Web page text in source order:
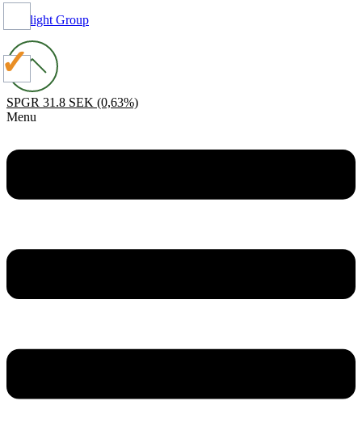
Spotlight Group
SPGR 31.8 SEK (0,63%)
Menu